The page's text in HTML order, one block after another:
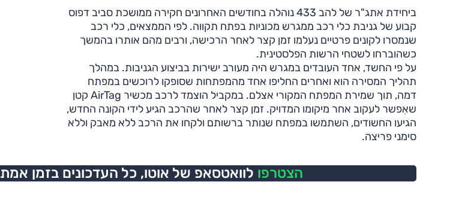
ביחידת אתג"ר של להב 433 נוהלה בחודשים האחרונים חקירה ממושכת סביב דפוס
קבוע של גניבת כלי רכב ממגרש מכוניות בפתח תקווה. לפי הממצאים, כלי רכב
שנמסרו לקונים פרטיים נעלמו זמן קצר לאחר הרכישה, ורבים מהם אותרו בהמשך
כשהוברחו לשטחי הרשות הפלסטינית.
על פי החשד, אחד העובדים במגרש היה מעורב ישירות בביצוע הגניבות. במהלך
תהליך המסירה הוא ואחרים החליפו אחד מהמפתחות שסופקו לרוכשים במפתח
דמה, תוך שמירת המפתח המקורי אצלם. במקביל הוצמד לרכב מכשיר AirTag קטן
שאִפשר לעקוב אחר מיקומו המדויק. זמן קצר לאחר שהרכב הגיע לידי הקונה החדש,
הגיעו החשודים, השתמשו במפתח שנותר ברשותם ולקחו את הרכב ללא מאבק וללא
סימני פריצה.
הצטרפו לוואטסאפ של אוטו, כל העדכונים בזמן אמת